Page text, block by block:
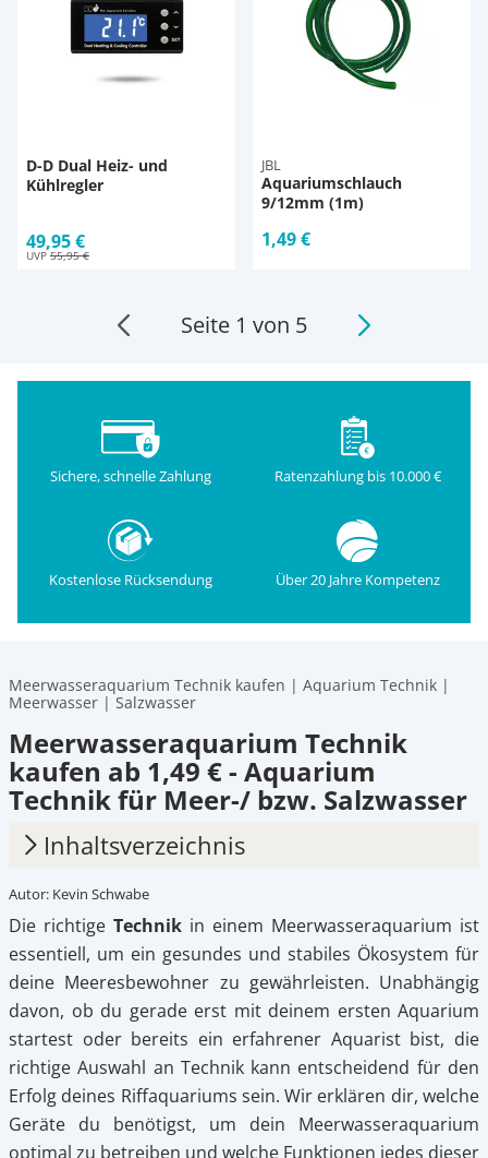
D-D Dual Heiz- und
Kühlregler
49,95 €
UVP 55,95 €
JBL
Aquariumschlauch
9/12mm (1m)
1,49 €
Seite 1 von 5
Sichere, schnelle Zahlung Ratenzahlung bis 10.000 €
Kostenlose Rücksendung Über 20 Jahre Kompetenz
Meerwasseraquarium Technik kaufen | Aquarium Technik |
Meerwasser | Salzwasser
Meerwasseraquarium Technik
kaufen ab 1,49 € - Aquarium
Technik für Meer-/ bzw. Salzwasser
Inhaltsverzeichnis
1. Welches Equipment ist nützlich?
2. Die richtige Auswahl der Technik
3. Vorteile moderner Technik für dein
Meerwasser-Aquarium
4. Meerwasseraquarium Technik kaufen auf
Petonus.de
Autor: Kevin Schwabe
Die richtige Technik in einem Meerwasseraquarium ist
essentiell, um ein gesundes und stabiles Ökosystem für
deine Meeresbewohner zu gewährleisten. Unabhängig
davon, ob du gerade erst mit deinem ersten Aquarium
startest oder bereits ein erfahrener Aquarist bist, die
richtige Auswahl an Technik kann entscheidend für den
Erfolg deines Riffaquariums sein. Wir erklären dir, welche
Geräte du benötigst, um dein Meerwasseraquarium
optimal zu betreiben und welche Funktionen jedes dieser